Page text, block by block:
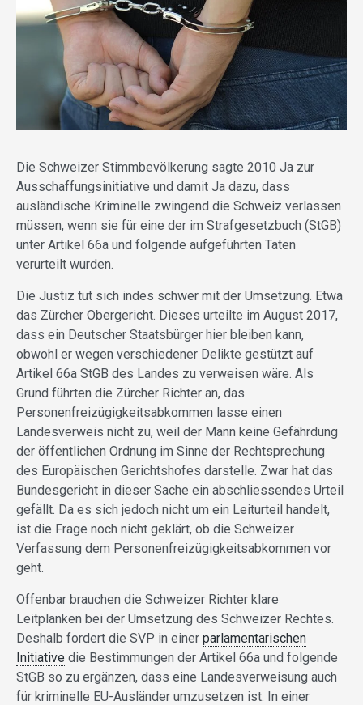
Die Schweizer Stimmbevölkerung sagte 2010 Ja zur
Ausschaffungsinitiative und damit Ja dazu, dass
ausländische Kriminelle zwingend die Schweiz verlassen
müssen, wenn sie für eine der im Strafgesetzbuch (StGB)
unter Artikel 66a und folgende aufgeführten Taten
verurteilt wurden.
Die Justiz tut sich indes schwer mit der Umsetzung. Etwa
das Zürcher Obergericht. Dieses urteilte im August 2017,
dass ein Deutscher Staatsbürger hier bleiben kann,
obwohl er wegen verschiedener Delikte gestützt auf
Artikel 66a StGB des Landes zu verweisen wäre. Als
Grund führten die Zürcher Richter an, das
Personenfreizügigkeitsabkommen lasse einen
Landesverweis nicht zu, weil der Mann keine Gefährdung
der öffentlichen Ordnung im Sinne der Rechtsprechung
des Europäischen Gerichtshofes darstelle. Zwar hat das
Bundesgericht in dieser Sache ein abschliessendes Urteil
gefällt. Da es sich jedoch nicht um ein Leiturteil handelt,
ist die Frage noch nicht geklärt, ob die Schweizer
Verfassung dem Personenfreizügigkeitsabkommen vor
geht.
Offenbar brauchen die Schweizer Richter klare
Leitplanken bei der Umsetzung des Schweizer Rechtes.
Deshalb fordert die SVP in einer parlamentarischen
Initiative die Bestimmungen der Artikel 66a und folgende
StGB so zu ergänzen, dass eine Landesverweisung auch
für kriminelle EU-Ausländer umzusetzen ist. In einer